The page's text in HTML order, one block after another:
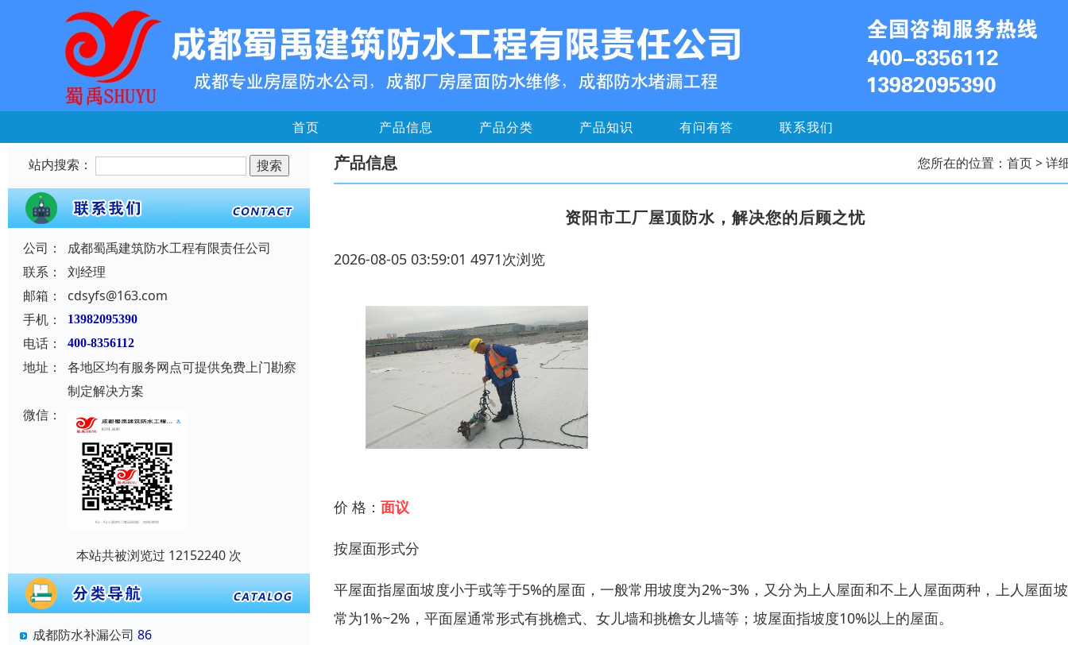
首页 产品信息 产品分类 产品知识 有问有答 联系我们
站内搜索：
公司：
成都蜀禹建筑防水工程有限责任公司
联系：
刘经理
邮箱：
cdsyfs@163.com
手机：
13982095390
电话： 400-8356112
地址：
各地区均有服务网点可提供免费上门勘察
制定解决方案
微信：
本站共被浏览过 12152240 次
成都防水补漏公司 86
产品信息 您所在的位置： 首页> 详
资阳市工厂屋顶防水，解决您的后顾之忧
2026-08-05 03:59:01 4971次浏览
价 格： 面议
按屋面形式分
平屋面指屋面坡度小于或等于5%的屋面，一般常用坡度为2%~3%，又分为上人屋面和不上人屋面两种，上人屋面
常为1%~2%，平面屋通常形式有挑檐式、女儿墙和挑檐女儿墙等；坡屋面指坡度10%以上的屋面。